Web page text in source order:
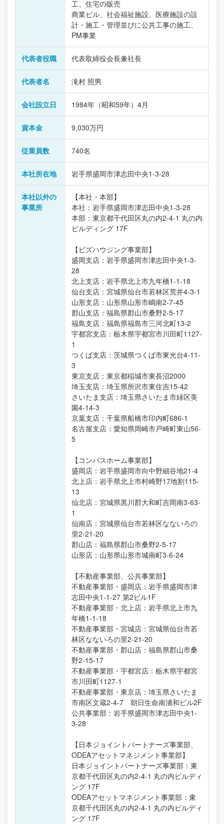
工、住宅の販売
商業ビル、社会福祉施設、医療施設の設
計・施工・管理並びに公共工事の施工、
PM事業
代表者役職 代表取締役会長兼社長
代表者名 滝村 照男
会社設立日 1984年（昭和59年）4月
資本金 9,030万円
従業員数 740名
本社所在地 岩手県盛岡市津志田中央1-3-28
本社以外の
事業所
【本社・本部】
本社：岩手県盛岡市津志田中央1-3-28
本部：東京都千代田区丸の内2-4-1 丸の内
ビルディング 17F
【ビズハウジング事業部】
盛岡支店：岩手県盛岡市津志田中央1-3-
28
北上支店：岩手県北上市九年橋1-1-18
仙台支店：宮城県仙台市若林区荒井4-3-1
山形支店：山形県山形市嶋南2-7-45
郡山支店：福島県郡山市桑野2-5-17
福島支店：福島県福島市三河北町13-2
宇都宮支店：栃木県宇都宮市川田町1127-
1
つくば支店：茨城県つくば市東光台4-11-
3
東京支店：東京都稲城市東長沼2000
埼玉支店：埼玉県所沢市東住吉15-42
さいたま支店：埼玉県さいたま市緑区美
園4-14-3
京葉支店：千葉県船橋市印内町686-1
名古屋支店：愛知県岡崎市戸崎町東山56-
5
【コンパスホーム事業部】
盛岡店：岩手県盛岡市向中野細谷地21-4
北上店：岩手県北上市村崎野17地割115-
13
仙北店：宮城県黒川郡大和町吉岡南3-63-
1
仙南店：宮城県仙台市若林区なないろの
里2-21-20
郡山店：福島県郡山市桑野2-5-17
山形店：山形県山形市城南町3-6-24
【不動産事業部、公共事業部】
不動産事業部・盛岡店：岩手県盛岡市津
志田中央1-1-27 第2ビル1F
不動産事業部・北上店：岩手県北上市九
年橋1-1-18
不動産事業部・宮城店：宮城県仙台市若
林区なないろの里2-21-20
不動産事業部・郡山店：福島県郡山市桑
野2-15-17
不動産事業部・宇都宮店：栃木県宇都宮
市川田町1127-1
不動産事業部・東京店：埼玉県さいたま
市南区文蔵2-4-7 朝日生命南浦和ビル2F
公共事業部：岩手県盛岡市津志田中央1-
3-28
【日本ジョイントパートナーズ事業部、
ODEAアセットマネジメント事業部】
日本ジョイントパートナーズ事業部：東
京都千代田区丸の内2-4-1 丸の内ビルディ
ング 17F
ODEAアセットマネジメント事業部：東
京都千代田区丸の内2-4-1 丸の内ビルディ
ング 17F